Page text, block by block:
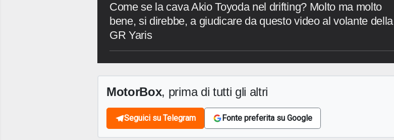
Come se la cava Akio Toyoda nel drifting? Molto ma molto
bene, si direbbe, a giudicare da questo video al volante della
GR Yaris
MotorBox, prima di tutti gli altri
Seguici su Telegram Fonte preferita su Google